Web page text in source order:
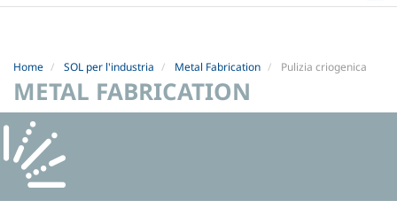
alla
Home SOL per l'industria Metal Fabrication Pulizia criogenica
METAL FABRICATION